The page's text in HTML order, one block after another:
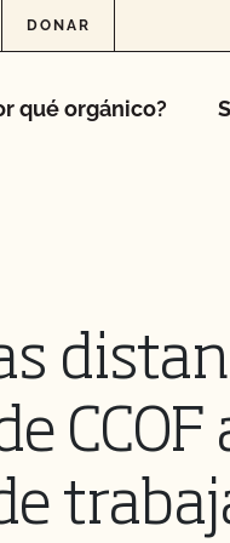
DONAR
qué orgánico?